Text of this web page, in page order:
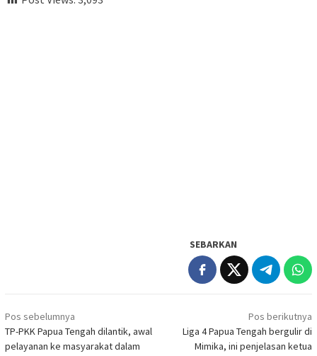
SEBARKAN
Navigasi
pos
Pos sebelumnya
TP-PKK Papua Tengah dilantik, awal
pelayanan ke masyarakat dalam
Pos berikutnya
Liga 4 Papua Tengah bergulir di
Mimika, ini penjelasan ketua